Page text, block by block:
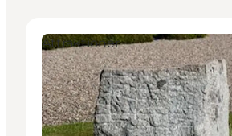
Attraktioner